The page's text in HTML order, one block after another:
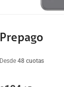
Prepago
Desde 48 cuotas